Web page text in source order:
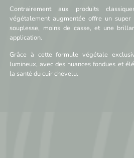
Contrairement aux produits
végétalement augmentée offre un
souplesse, moins de casse, et une
application.
Grâce à cette formule végétale
lumineux, avec des nuances fondues et
la santé du cuir chevelu.